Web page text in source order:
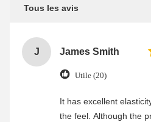
Tous les avis
J James Smith
Utile (20)
It has excellent
the feel. Although the